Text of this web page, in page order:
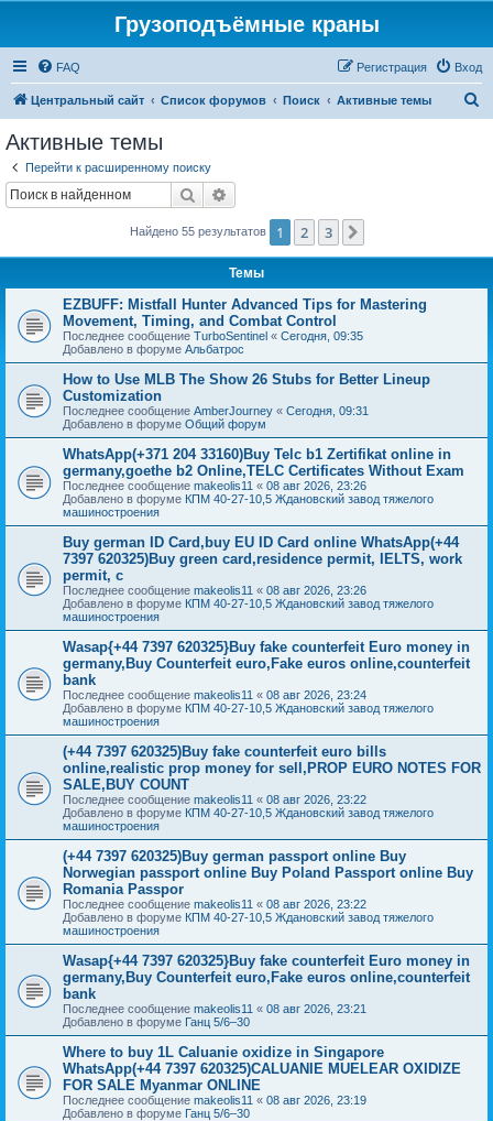
Грузоподъёмные краны
FAQ Вход
Регистрация
Центральный сайт Список форумов Поиск Активные темы
Активные темы
Перейти к расширенному поиску
Поиск
Найдено 55 результатов 1 2 3
Темы
EZBUFF: Mistfall Hunter Advanced Tips for Mastering
Movement, Timing, and Combat Control
Последнее сообщение TurboSentinel « Сегодня, 09:35
Добавлено в форуме Альбатрос
How to Use MLB The Show 26 Stubs for Better Lineup
Customization
Последнее сообщение AmberJourney « Сегодня, 09:31
Добавлено в форуме Общий форум
WhatsApp(+371 204 33160)Buy Telc b1 Zertifikat online in
germany,goethe b2 Online,TELC Certificates Without Exam
Последнее сообщение makeolis11 « 08 авг 2026, 23:26
Добавлено в форуме КПМ 40-27-10,5 Ждановский завод тяжелого
машиностроения
Buy german ID Card,buy EU ID Card online WhatsApp(+44
7397 620325)Buy green card,residence permit, IELTS, work
permit, c
Последнее сообщение makeolis11 « 08 авг 2026, 23:26
Добавлено в форуме КПМ 40-27-10,5 Ждановский завод тяжелого
машиностроения
Wasap{+44 7397 620325}Buy fake counterfeit Euro money in
germany,Buy Counterfeit euro,Fake euros online,counterfeit
bank
Последнее сообщение makeolis11 « 08 авг 2026, 23:24
Добавлено в форуме КПМ 40-27-10,5 Ждановский завод тяжелого
машиностроения
(+44 7397 620325)Buy fake counterfeit euro bills
online,realistic prop money for sell,PROP EURO NOTES FOR
SALE,BUY COUNT
Последнее сообщение makeolis11 « 08 авг 2026, 23:22
Добавлено в форуме КПМ 40-27-10,5 Ждановский завод тяжелого
машиностроения
(+44 7397 620325)Buy german passport online Buy
Norwegian passport online Buy Poland Passport online Buy
Romania Passpor
Последнее сообщение makeolis11 « 08 авг 2026, 23:22
Добавлено в форуме КПМ 40-27-10,5 Ждановский завод тяжелого
машиностроения
Wasap{+44 7397 620325}Buy fake counterfeit Euro money in
germany,Buy Counterfeit euro,Fake euros online,counterfeit
bank
Последнее сообщение makeolis11 « 08 авг 2026, 23:21
Добавлено в форуме Ганц 5/6–30
Where to buy 1L Caluanie oxidize in Singapore
WhatsApp(+44 7397 620325)CALUANIE MUELEAR OXIDIZE
FOR SALE Myanmar ONLINE
Последнее сообщение makeolis11 « 08 авг 2026, 23:19
Добавлено в форуме Ганц 5/6–30